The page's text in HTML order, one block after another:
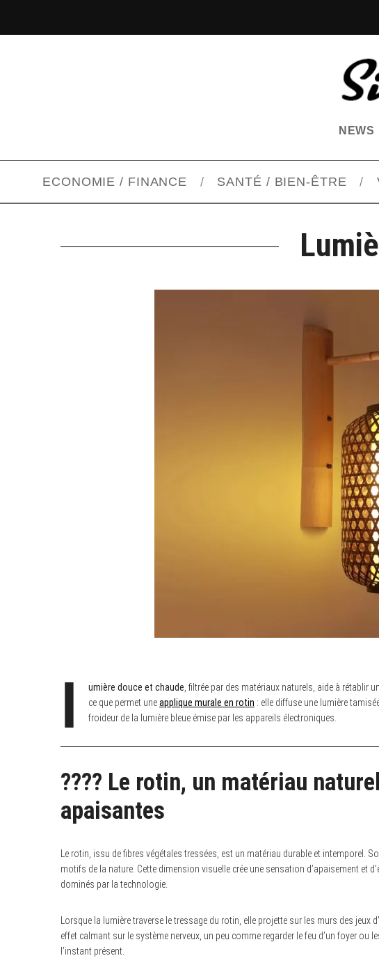
ECONOMIE / FINANCE SANTÉ / BIEN-ÊTRE
l umière douce et chaude , filtrée par des matériaux naturels, aide à rétablir
ce que permet uneapplique murale en rotin : elle diffuse une lumière
froideur de la lumière bleue émise par les appareils électroniques.
???? Le rotin, un matériau
apaisantes
Le rotin, issu de fibres végétales tressées, est un matériau durable et intemporel.
motifs de la nature. Cette dimension visuelle crée une sensation d’apaisement et
dominés par la technologie.
Lorsque la lumière traverse le tressage du rotin, elle projette sur les murs des
effet calmant sur le système nerveux, un peu comme regarder le feu d’un foyer ou
l’instant présent.